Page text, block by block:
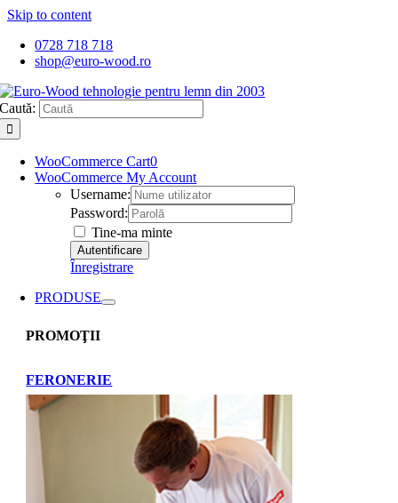
Skip to content
0728 718 718
shop@euro-wood.ro
Caută:
WooCommerce Cart0
WooCommerce My Account
Username:
Password:
Tine-ma minte
Înregistrare
PRODUSE
PROMOŢII
FERONERIE